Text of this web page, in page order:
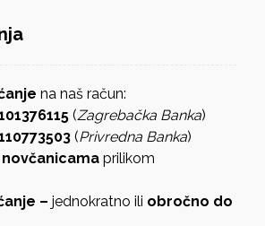
na naš račun:
(Zagrebačka Banka)
(Privredna Banka)
novčanicamaprilikom
–jednokratno ili obročno do